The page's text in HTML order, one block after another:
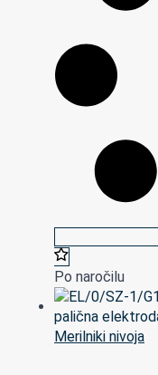
Po naročilu
Merilniki nivoja